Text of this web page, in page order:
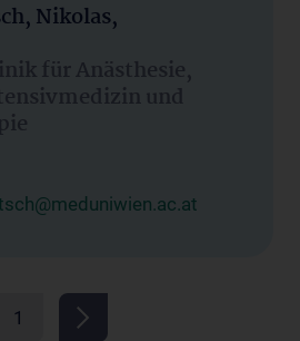
Nikolas,
für Anästhesie,
und
1